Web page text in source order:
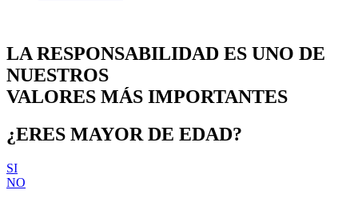
LA RESPONSABILIDAD ES UNO DE
NUESTROS
VALORES MÁS IMPORTANTES
¿ERES MAYOR DE EDAD?
SI
NO